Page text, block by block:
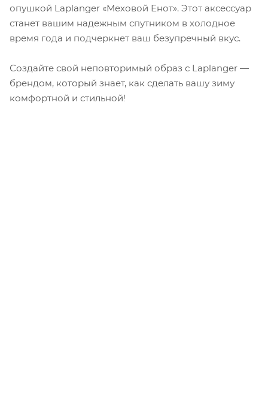
опушкой Laplanger «Меховой Енот». Этот аксессуар
станет вашим надежным спутником в холодное
время года и подчеркнет ваш безупречный вкус.
Создайте свой неповторимый образ с Laplanger —
брендом, который знает, как сделать вашу зиму
комфортной и стильной!